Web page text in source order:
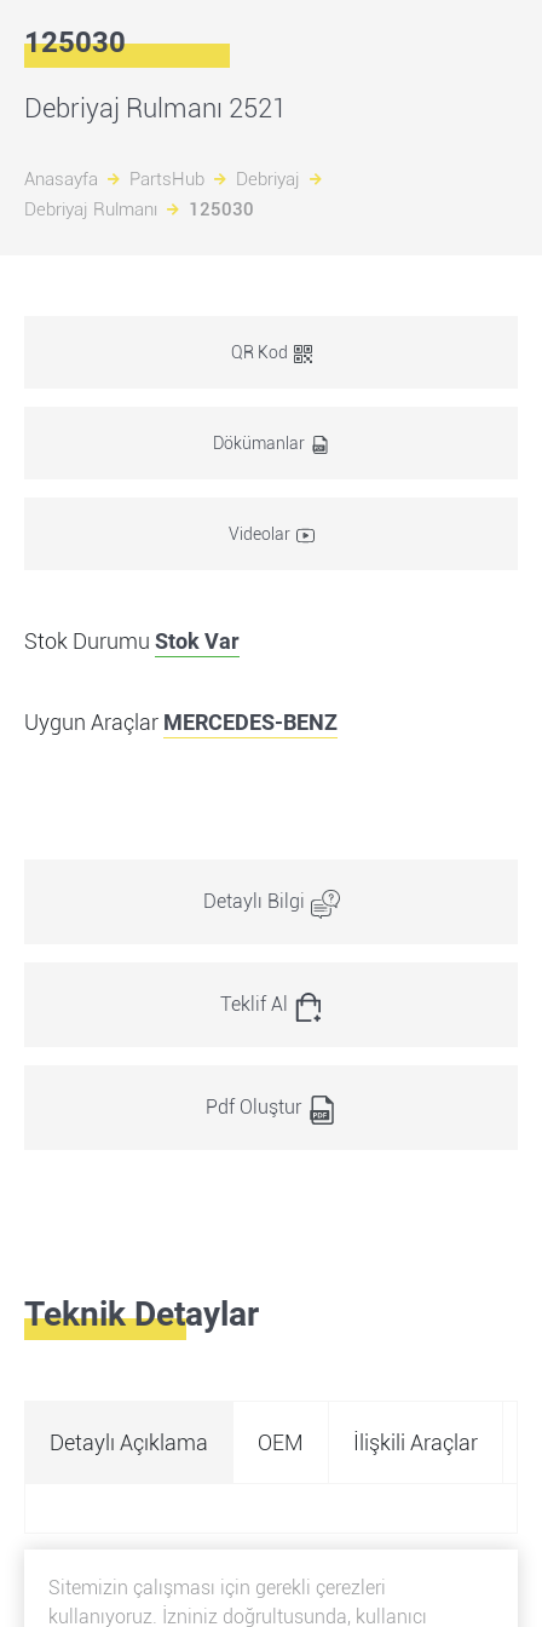
125030
Debriyaj Rulmanı 2521
Anasayfa PartsHub
Debriyaj
Debriyaj Rulmanı
125030
QR Kod
Dökümanlar
Videolar
Stok Durumu Stok Var
Uygun Araçlar MERCEDES-BENZ
Detaylı Bilgi
Teklif Al
Pdf Oluştur
Teknik Detaylar
Detaylı Açıklama OEM İlişkili Araçlar
Sitemizin çalışması için gerekli çerezleri
kullanıyoruz. İzniniz doğrultusunda, kullanıcı